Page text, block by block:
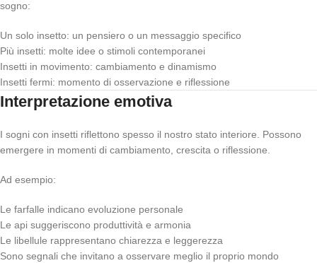
sogno:
Un solo insetto: un pensiero o un messaggio specifico
Più insetti: molte idee o stimoli contemporanei
Insetti in movimento: cambiamento e dinamismo
Insetti fermi: momento di osservazione e riflessione
Interpretazione emotiva
I sogni con insetti riflettono spesso il nostro stato interiore. Possono
emergere in momenti di cambiamento, crescita o riflessione.
Ad esempio:
Le farfalle indicano evoluzione personale
Le api suggeriscono produttività e armonia
Le libellule rappresentano chiarezza e leggerezza
Sono segnali che invitano a osservare meglio il proprio mondo